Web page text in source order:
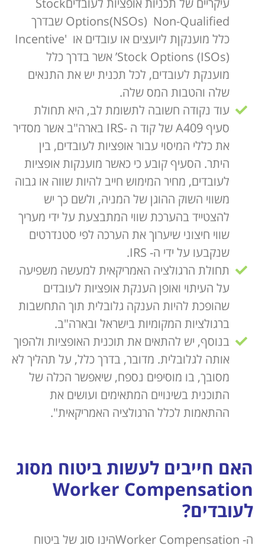
Options(NSOs) Non-Qualified שבדרך
כלל מוענקןת ליועצים או עובדים או 'Incentive
Stock Options (ISOs)’ אשר בדרך כלל
מוענקת לעובדים, לכל תכנית יש את התנאים
שלה והטבות המס שלה.
עוד נקודה חשובה לתשומת לב, היא תחולת
סעיף A409 של קוד ה -IRS בארה"ב אשר מסדיר
את כללי המיסוי עבור אופציות לעובדים, בין
היתר. הסעיף קובע כי כאשר מוענקות אופציות
לעובדים, מחיר המימוש חייב להיות שווה או גבוה
משווי השוק ההוגן של המניה, ולשם כך יש
להצטייד בהערכת שווי המתבצעת על ידי מעריך
שווי חיצוני שיערוך את הערכה לפי סטנדרטים
שנקבעו על ידי ה- IRS.
תחולת הרגולציה האמריקאית למעשה משפיעה
על העיתוי ואופן הענקת אופציות לעובדים
שהופכת להיות הענקה גלובלית תוך התחשבות
ברגולציות המקומיות בישראל ובארה"ב.
בנוסף, יש להתאים את תוכנית האופציות ולהפוך
אותה לגלובלית. מדובר, בדרך כלל, על תהליך לא
מסובך, בו מוסיפים נספח, שיאפשר הכלה של
התוכנית בשינויים המתאימים ועושים את
ההתאמות לכלל הרגולציה האמריקאית".
האם חייבים לעשות ביטוח מסוג
Worker Compensation
לעובדים?
ה- Worker Compensationהינו סוג של ביטוח